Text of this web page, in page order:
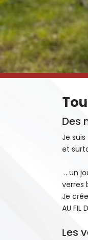
Des
Je
et
.. un
verres
Je
AU FIL
Les